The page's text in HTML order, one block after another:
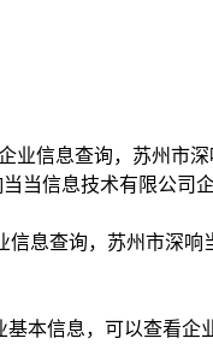
息查询，苏州市深
本信息，可以查看